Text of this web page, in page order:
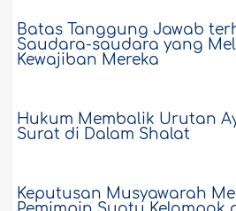
Batas Tanggung Jawab
Saudara-saudara yang
Kewajiban Mereka
Hukum Membalik Urutan
Surat di Dalam Shalat
Keputusan Musyawarah